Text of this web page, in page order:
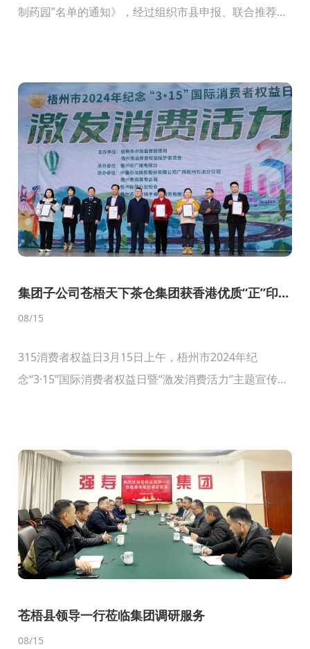
制药园”名单的通知》，经过组织市县申报、联合推荐、
集团子公司苍梧天下茶仓集团获香港优质“正”印认
证
08/15
315消费者权益日3月15日上午，梧州市2024年纪
念“3·15”国际消费者权益日暨“激发消费活力”主题宣传活
苍梧县领导一行莅临集团调研服务
08/15